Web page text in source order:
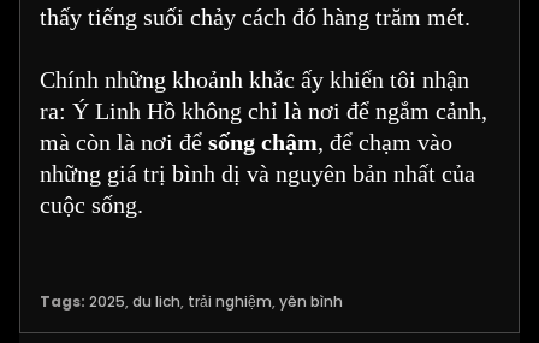
thấy tiếng suối chảy cách đó hàng trăm mét.
Chính những khoảnh khắc ấy khiến tôi nhận
ra: Ý Linh Hồ không chỉ là nơi để ngắm cảnh,
mà còn là nơi để sống chậm, để chạm vào
những giá trị bình dị và nguyên bản nhất của
cuộc sống.
Tags: 2025, du lich, trải nghiệm, yên bình